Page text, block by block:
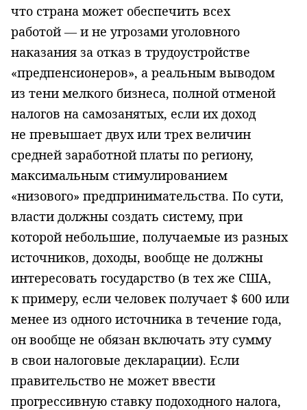
что страна может обеспечить всех
работой — и не угрозами уголовного
наказания за отказ в трудоустройстве
«предпенсионеров», а реальным выводом
из тени мелкого бизнеса, пол­ной отменой
налогов на самозанятых, если их доход
не превышает двух или трех величин
средней заработной платы по региону,
максимальным стимулированием
«низового» предпринимательства. По сути,
власти должны со­здать систему, при
которой небольшие, получаемые из разных
источников, доходы, вообще не должны
интересовать государство (в тех же США,
к при­меру, если человек получает $ 600 или
менее из одного источника в течение года,
он вообще не обязан включать эту сумму
в свои налоговые декларации). Если
правительство не может ввести
прогрессивную ставку подоход­ного налога,